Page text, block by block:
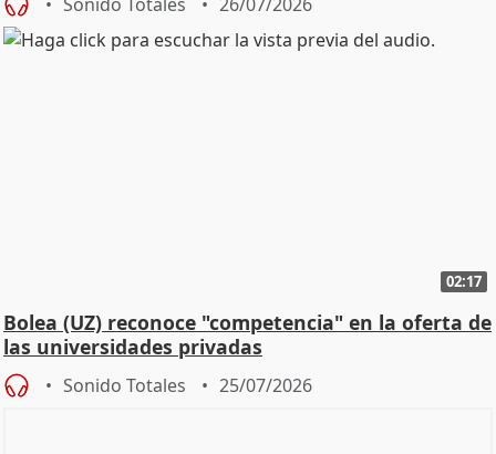
02:17
Bolea (UZ) reconoce "competencia" en la oferta de
las universidades privadas
Sonido Totales 25/07/2026